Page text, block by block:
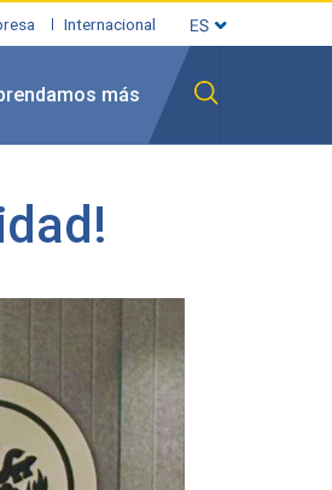
Internacional
más